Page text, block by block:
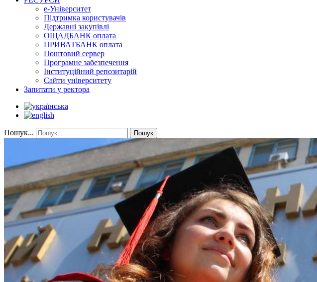
е-Університет
Підтримка користувачів
Державні закупівлі
ОЩАДБАНК оплата
ПРИВАТБАНК оплата
Поштовий сервер
Програмне забезпечення
Інституційний репозитарій
Сайти університету
Запитати у ректора
Пошук... Пошук